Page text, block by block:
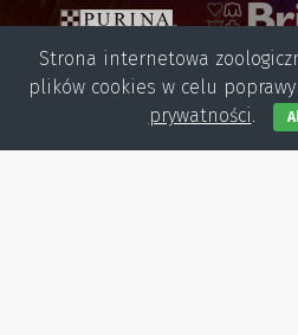
Strona internetowa
plików cookies w celu
prywatności.